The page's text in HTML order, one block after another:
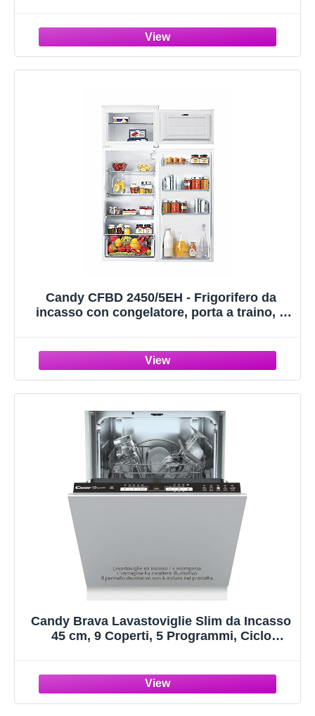
CNBQL3518EV
Candy CFBD 2450/5EH - Frigorifero da
incasso con congelatore, porta a traino, a
litri, 1 cassetto per verdura, 4
Candy Brava Lavastoviglie Slim da Incasso
45 cm, 9 Coperti, 5 Programmi, Ciclo
Bianca - CDIH 1L949